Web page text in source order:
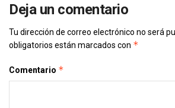
Deja un comentario
Tu dirección de correo electrónico no será
obligatorios están marcados con *
Comentario *